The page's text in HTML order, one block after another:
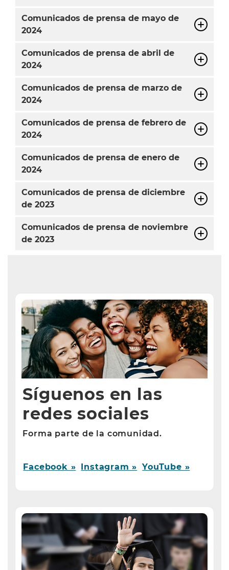
Comunicados de prensa de mayo de
2024
Comunicados de prensa de abril de
2024
Comunicados de prensa de marzo de
2024
Comunicados de prensa de febrero de
2024
Comunicados de prensa de enero de
2024
Comunicados de prensa de diciembre
de 2023
Comunicados de prensa de noviembre
de 2023
Síguenos en las
redes sociales
Forma parte de la comunidad.
Facebook » Instagram » YouTube »